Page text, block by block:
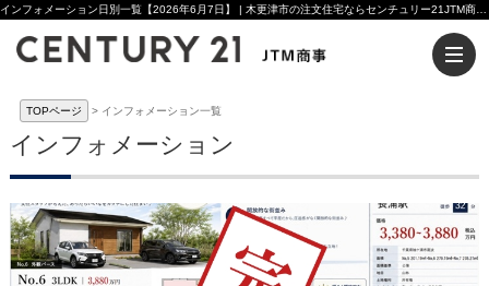
TOPページ インフォメーション一覧
インフォメーション